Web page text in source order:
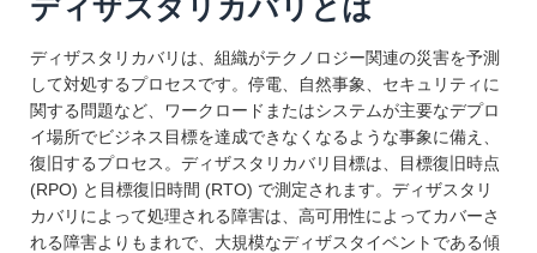
ディザスタリカバリとは
ディザスタリカバリは、組織がテクノロジー関連の災害を予測
して対処するプロセスです。停電、自然事象、セキュリティに
関する問題など、ワークロードまたはシステムが主要なデプロ
イ場所でビジネス目標を達成できなくなるような事象に備え、
復旧するプロセス。ディザスタリカバリ目標は、目標復旧時点
(RPO) と目標復旧時間 (RTO) で測定されます。ディザスタリ
カバリによって処理される障害は、高可用性によってカバーさ
れる障害よりもまれで、大規模なディザスタイベントである傾